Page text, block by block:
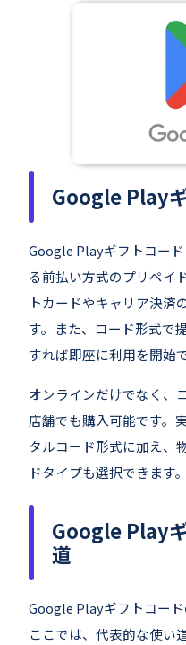
Google Play
Google Playギフトコー
る前払い方式のプリペイ
トカードやキャリア決済
す。また、コード形式で
すれば即座に利用を開始
オンラインだけでなく、
店舗でも購入可能です。
タルコード形式に加え、
ドタイプも選択できます。
Google Play
道
Google Playギフトコード
ここでは、代表的な使い